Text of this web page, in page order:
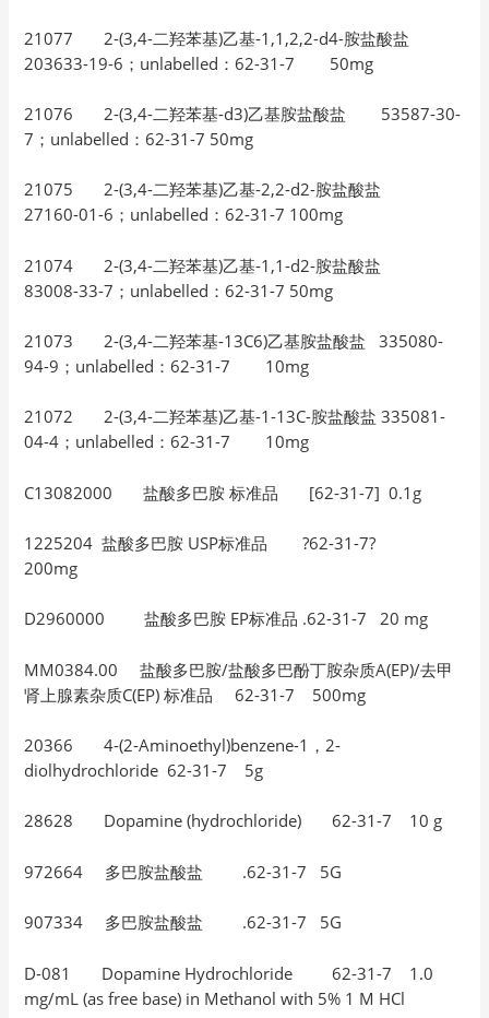
21077 2-(3,4-二羟苯基)乙基-1,1,2,2-d4-胺盐酸盐
203633-19-6；unlabelled：62-31-7 50mg
21076 2-(3,4-二羟苯基-d3)乙基胺盐酸盐 53587-30-
7；unlabelled：62-31-7 50mg
21075 2-(3,4-二羟苯基)乙基-2,2-d2-胺盐酸盐
27160-01-6；unlabelled：62-31-7 100mg
21074 2-(3,4-二羟苯基)乙基-1,1-d2-胺盐酸盐
83008-33-7；unlabelled：62-31-7 50mg
21073 2-(3,4-二羟苯基-13C6)乙基胺盐酸盐 335080-
94-9；unlabelled：62-31-7 10mg
21072 2-(3,4-二羟苯基)乙基-1-13C-胺盐酸盐 335081-
04-4；unlabelled：62-31-7 10mg
C13082000 盐酸多巴胺 标准品 [62-31-7] 0.1g
1225204 盐酸多巴胺 USP标准品 ?62-31-7?
200mg
D2960000 盐酸多巴胺 EP标准品 .62-31-7 20 mg
MM0384.00 盐酸多巴胺/盐酸多巴酚丁胺杂质A(EP)/去甲
肾上腺素杂质C(EP) 标准品 62-31-7 500mg
20366 4-(2-Aminoethyl)benzene-1，2-
diolhydrochloride 62-31-7 5g
28628 Dopamine (hydrochloride) 62-31-7 10 g
972664 多巴胺盐酸盐 .62-31-7 5G
907334 多巴胺盐酸盐 .62-31-7 5G
D-081 Dopamine Hydrochloride 62-31-7 1.0
mg/mL (as free base) in Methanol with 5% 1 M HCl